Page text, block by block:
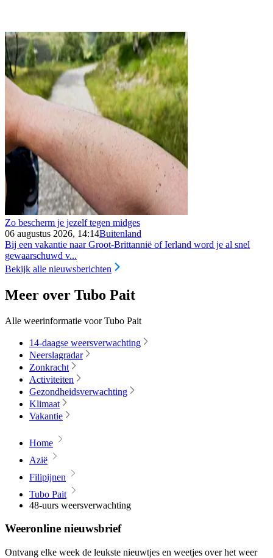
Zo bescherm je jezelf tegen midges
06 augustus 2026, 14:14Buitenland
Bij een vakantie naar Groot-Brittannië of Ierland word je al snel
gewaarschuwd v...
Bekijk alle nieuwsberichten
Meer over Tubo Pait
Alle weerinformatie voor Tubo Pait
14-daagse weersverwachting
Neerslagradar
Zonkracht
Activiteiten
Gezondheidsverwachting
Klimaat
Vakantie
Home
Azië
Filipijnen
Tubo Pait
48-uurs weersverwachting
Weeronline nieuwsbrief
Ontvang elke week de leukste nieuwtjes en weetjes over het weer